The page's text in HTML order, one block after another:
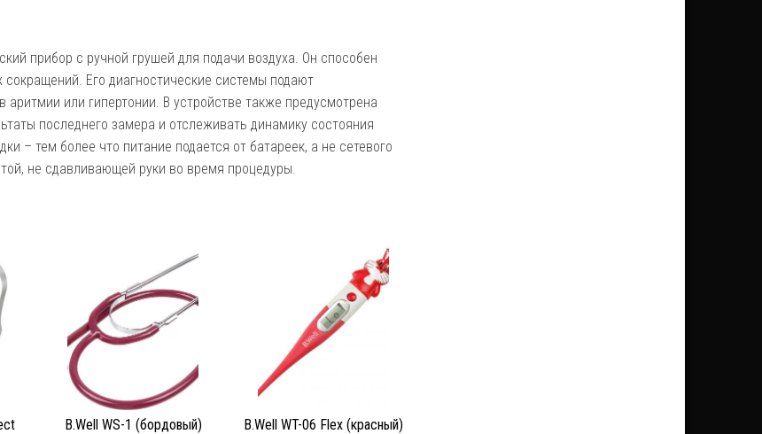
прибор с ручной грушей для подачи воздуха. Он способен
Его диагностические системы подают
или гипертонии. В устройстве также предусмотрена
последнего замера и отслеживать динамику состояния
– тем более что питание подается от батареек, а не сетевого
не сдавливающей руки во время процедуры.
B.Well WS-1 (бордовый) B.Well WT-06 Flex (красный)